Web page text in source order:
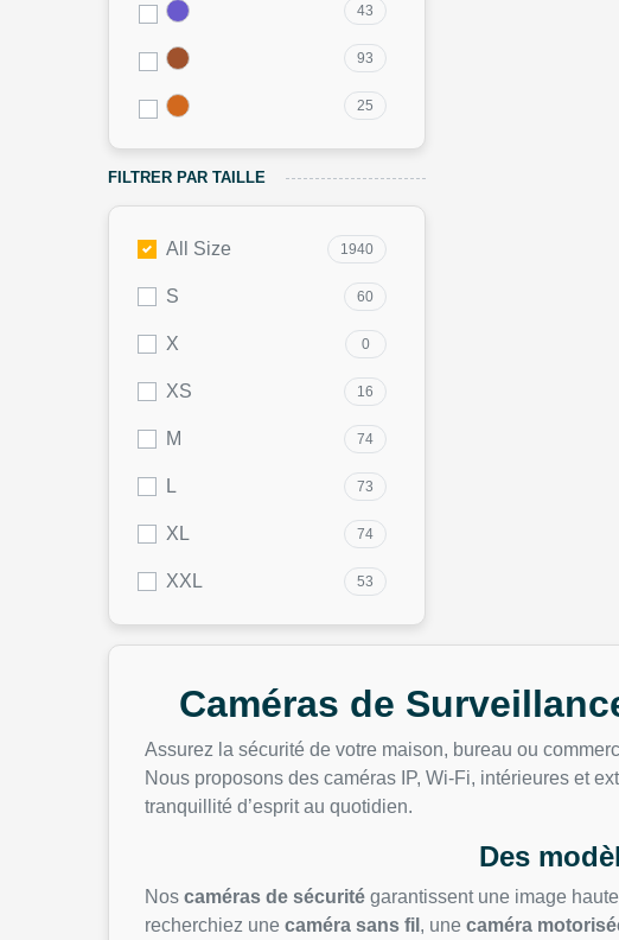
43
93
25
FILTRER PAR TAILLE
All Size 1940
S 60
X 0
XS 16
M 74
L 73
XL 74
XXL 53
Caméras de
Assurez la sécurité de votre maison, bureau ou
Nous proposons des caméras IP, Wi-Fi, intérieures et
tranquillité d’esprit au quotidien.
Des
Noscaméras de sécurité garantissent une image
recherchiez unecaméra sans fil , unecaméra